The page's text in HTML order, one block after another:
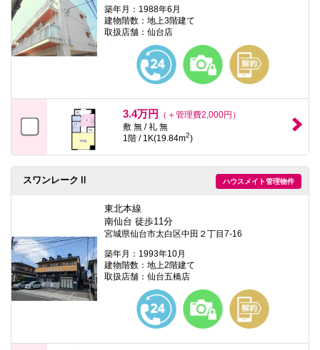
築年月：1988年6月
建物階数：地上3階建て
取扱店舗：仙台店
3.4万円
（＋管理費2,000円）
敷 無 / 礼 無
1階 / 1K(19.84m2)
ハウスメイト管理物件
スワンレークⅡ
東北本線
南仙台 徒歩11分
宮城県仙台市太白区中田２丁目7-16
築年月：1993年10月
建物階数：地上2階建て
取扱店舗：仙台五橋店